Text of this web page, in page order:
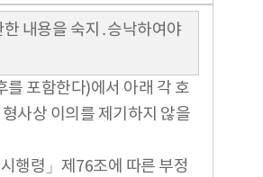
내용을 숙지․승낙하여야
를 포함한다)에서 아래 각 호
사상 이의를 제기하지 않을
행령」제76조에 따른 부정